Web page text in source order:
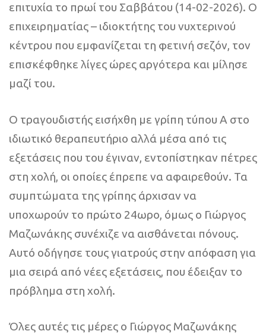
επιτυχία το πρωί του Σαββάτου (14-02-2026). Ο
επιχειρηματίας – ιδιοκτήτης του νυχτερινού
κέντρου που εμφανίζεται τη φετινή σεζόν, τον
επισκέφθηκε λίγες ώρες αργότερα και μίλησε
μαζί του.
Ο τραγουδιστής εισήχθη με γρίπη τύπου Α στο
ιδιωτικό θεραπευτήριο αλλά μέσα από τις
εξετάσεις που του έγιναν, εντοπίστηκαν πέτρες
στη χολή, οι οποίες έπρεπε να αφαιρεθούν. Τα
συμπτώματα της γρίπης άρχισαν να
υποχωρούν το πρώτο 24ωρο, όμως ο Γιώργος
Μαζωνάκης συνέχιζε να αισθάνεται πόνους.
Αυτό οδήγησε τους γιατρούς στην απόφαση για
μια σειρά από νέες εξετάσεις, που έδειξαν το
πρόβλημα στη χολή.
Όλες αυτές τις μέρες ο Γιώργος Μαζωνάκης